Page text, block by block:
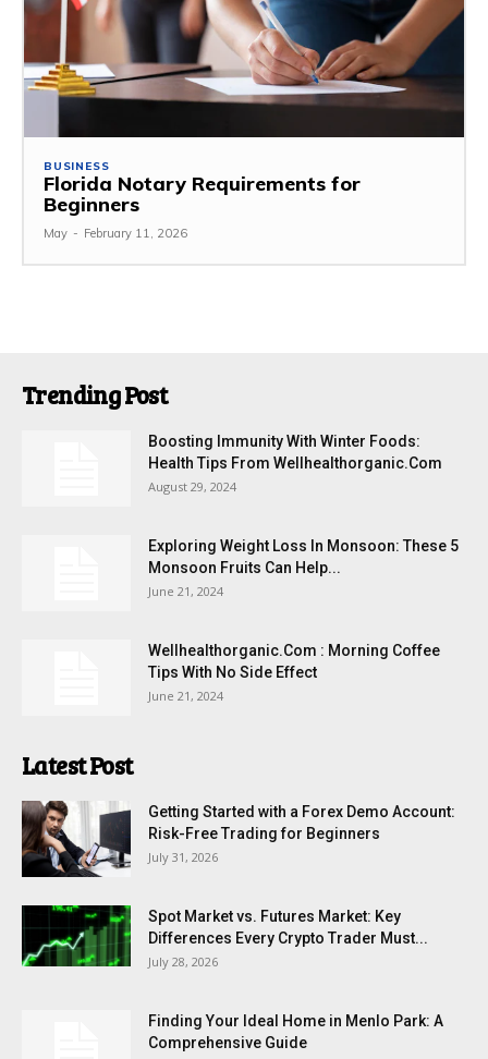
BUSINESS
Florida Notary Requirements for
Beginners
May - February 11, 2026
Trending Post
Boosting Immunity With Winter Foods:
Health Tips From Wellhealthorganic.Com
August 29, 2024
Exploring Weight Loss In Monsoon: These 5
Monsoon Fruits Can Help...
June 21, 2024
Wellhealthorganic.Com : Morning Coffee
Tips With No Side Effect
June 21, 2024
Latest Post
Getting Started with a Forex Demo Account:
Risk-Free Trading for Beginners
July 31, 2026
Spot Market vs. Futures Market: Key
Differences Every Crypto Trader Must...
July 28, 2026
Finding Your Ideal Home in Menlo Park: A
Comprehensive Guide